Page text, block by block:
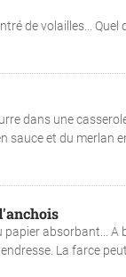
de volailles... Quel
dans une
sauce et du merlan
absorbant...
La farce